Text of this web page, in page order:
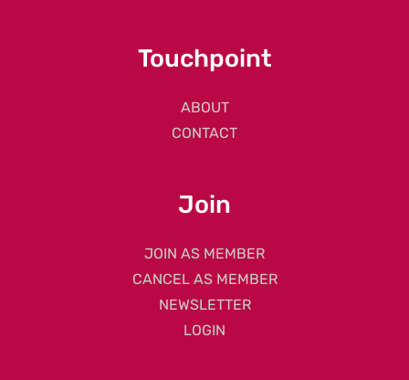
Touchpoint
ABOUT
CONTACT
Join
JOIN AS MEMBER
CANCEL AS MEMBER
NEWSLETTER
LOGIN